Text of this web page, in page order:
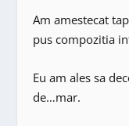
Am amestecat
pus compozitia
Eu am ales sa
de…mar.